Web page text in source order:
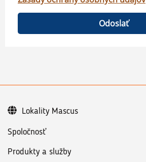
Odoslať
Spoločnosť
Produkty a služby
Lokality Mascus